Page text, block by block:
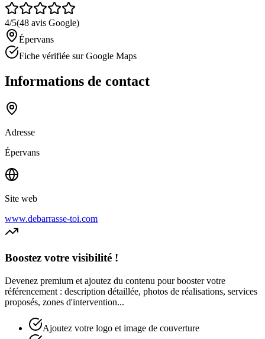
4/5(48 avis Google)
Épervans
Fiche vérifiée sur Google Maps
Informations de contact
Adresse
Épervans
Site web
www.debarrasse-toi.com
Boostez votre visibilité !
Devenez premium et ajoutez du contenu pour booster votre
référencement : description détaillée, photos de réalisations, services
proposés, zones d'intervention...
Ajoutez votre logo et image de couverture